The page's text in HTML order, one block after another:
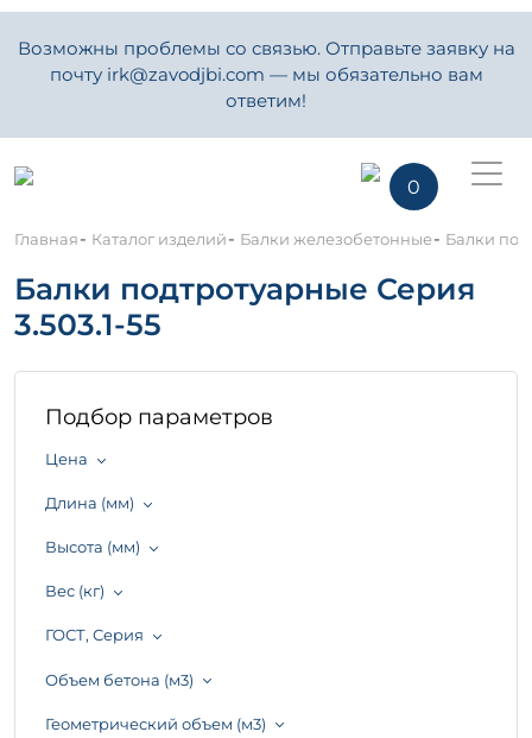
Возможны проблемы со связью. Отправьте заявку на
почту irk@zavodjbi.com — мы обязательно вам
ответим!
0
Главная- Каталог изделий- Балки железобетонные- Балки
Балки подтротуарные Серия
3.503.1-55
Подбор параметров
Цена
Длина (мм)
Высота (мм)
Вес (кг)
ГОСТ, Серия
Объем бетона (м3)
Геометрический объем (м3)